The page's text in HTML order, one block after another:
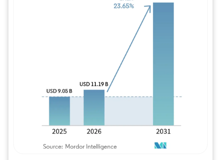
Imagem © Mordor Intelligence. O reuso